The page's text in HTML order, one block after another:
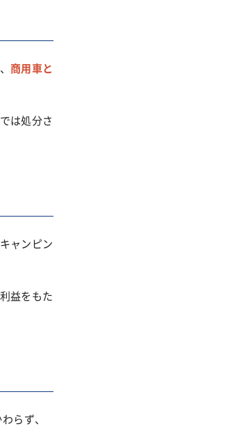
商用車と
は処分さ
ャンピン
益をもた
らず、